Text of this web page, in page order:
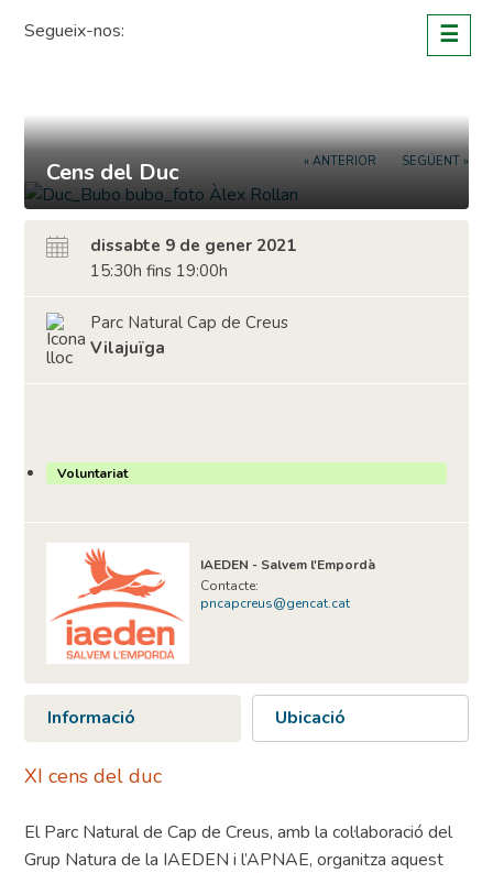
Segueix-nos: ☰
« ANTERIOR SEGÜENT »
Cens del Duc
dissabte 9 de gener 2021
15:30h fins 19:00h
Parc Natural Cap de Creus
Vilajuïga
Voluntariat
IAEDEN - Salvem l'Empordà
Contacte:
pncapcreus@gencat.cat
Informació Ubicació
XI cens del duc
El Parc Natural de Cap de Creus, amb la col·laboració del
Grup Natura de la IAEDEN i l’APNAE, organitza aquest